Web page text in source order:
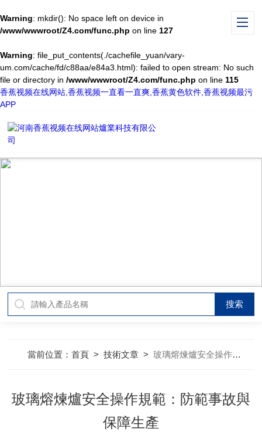
Warning: mkdir(): No space left on device in
/www/wwwroot/Z4.com/func.php on line 127
Warning: file_put_contents(./cachefile_yuan/vary-
um.com/cache/fd/c88aa/e84a3.html): failed to open stream: No such
file or directory in /www/wwwroot/Z4.com/func.php on line 115
香蕉视频在线网站,香蕉视频一直看一直爽,香蕉黄色软件,香蕉视频最污
APP
當前位置：首頁 >技術文章 >玻璃熔煉爐安全操作規範：防範事故與保障生產
玻璃熔煉爐安全操作規範：防範事故與
保障生產